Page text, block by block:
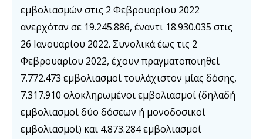
εμβολιασμών στις 2 Φεβρουαρίου 2022
ανερχόταν σε 19.245.886, έναντι 18.930.035 στις
26 Ιανουαρίου 2022. Συνολικά έως τις 2
Φεβρουαρίου 2022, έχουν πραγματοποιηθεί
7.772.473 εμβολιασμοί τουλάχιστον μίας δόσης,
7.317.910 ολοκληρωμένοι εμβολιασμοί (δηλαδή
εμβολιασμοί δύο δόσεων ή μονοδοσικοί
εμβολιασμοί) και 4.873.284 εμβολιασμοί